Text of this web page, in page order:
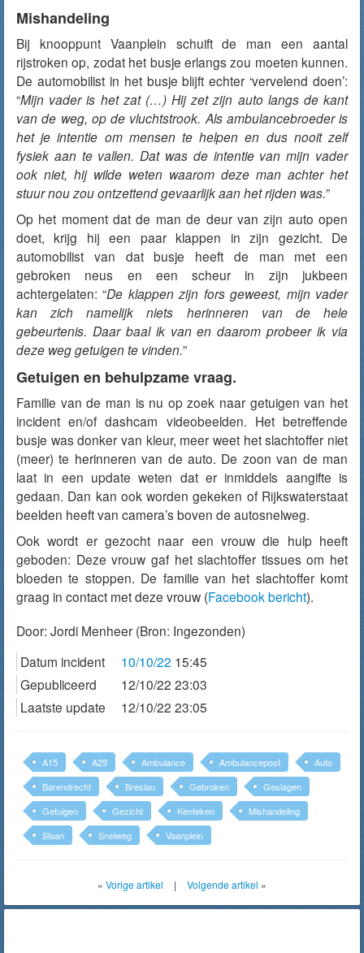
Mishandeling
Bij knooppunt Vaanplein schuift de man een aantal
rijstroken op, zodat het busje erlangs zou moeten kunnen.
De automobilist in het busje blijft echter ‘vervelend doen’:
“Mijn vader is het zat (…) Hij zet zijn auto langs de kant
van de weg, op de vluchtstrook. Als ambulancebroeder is
het je intentie om mensen te helpen en dus nooit zelf
fysiek aan te vallen. Dat was de intentie van mijn vader
ook niet, hij wilde weten waarom deze man achter het
stuur nou zou ontzettend gevaarlijk aan het rijden was.”
Op het moment dat de man de deur van zijn auto open
doet, krijg hij een paar klappen in zijn gezicht. De
automobilist van dat busje heeft de man met een
gebroken neus en een scheur in zijn jukbeen
achtergelaten: “De klappen zijn fors geweest, mijn vader
kan zich namelijk niets herinneren van de hele
gebeurtenis. Daar baal ik van en daarom probeer ik via
deze weg getuigen te vinden.”
Getuigen en behulpzame vraag.
Familie van de man is nu op zoek naar getuigen van het
incident en/of dashcam videobeelden. Het betreffende
busje was donker van kleur, meer weet het slachtoffer niet
(meer) te herinneren van de auto. De zoon van de man
laat in een update weten dat er inmiddels aangifte is
gedaan. Dan kan ook worden gekeken of Rijkswaterstaat
beelden heeft van camera’s boven de autosnelweg.
Ook wordt er gezocht naar een vrouw die hulp heeft
geboden: Deze vrouw gaf het slachtoffer tissues om het
bloeden te stoppen. De familie van het slachtoffer komt
graag in contact met deze vrouw (Facebook bericht).
Door: Jordi Menheer (Bron: Ingezonden)
Datum incident
10/10/22 15:45
Gepubliceerd
12/10/22 23:03
Laatste update
12/10/22 23:05
A15 A29 Ambulance Ambulancepost
Auto
Barendrecht
Breslau Gebroken
Geslagen
Getuigen
Gezicht Kenteken
Mishandeling
Slaan
Snelweg Vaanplein
« Vorige artikel | Volgende artikel »